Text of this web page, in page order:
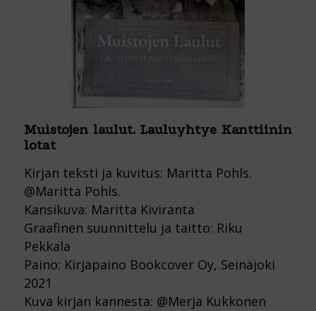
Muistojen laulut. Lauluyhtye Kanttiinin
lotat
Kirjan teksti ja kuvitus: Maritta Pohls.
@Maritta Pohls.
Kansikuva: Maritta Kiviranta
Graafinen suunnittelu ja taitto: Riku
Pekkala
Paino: Kirjapaino Bookcover Oy, Seinäjoki
2021
Kuva kirjan kannesta: @Merja Kukkonen